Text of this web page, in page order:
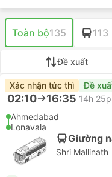
Toàn bộ135 113
Đề xuất
Xác nhận tức thì Đề
02:10 16:35 14h 25p
Ahmedabad
Lonavala
Giường
Shri Mallinath